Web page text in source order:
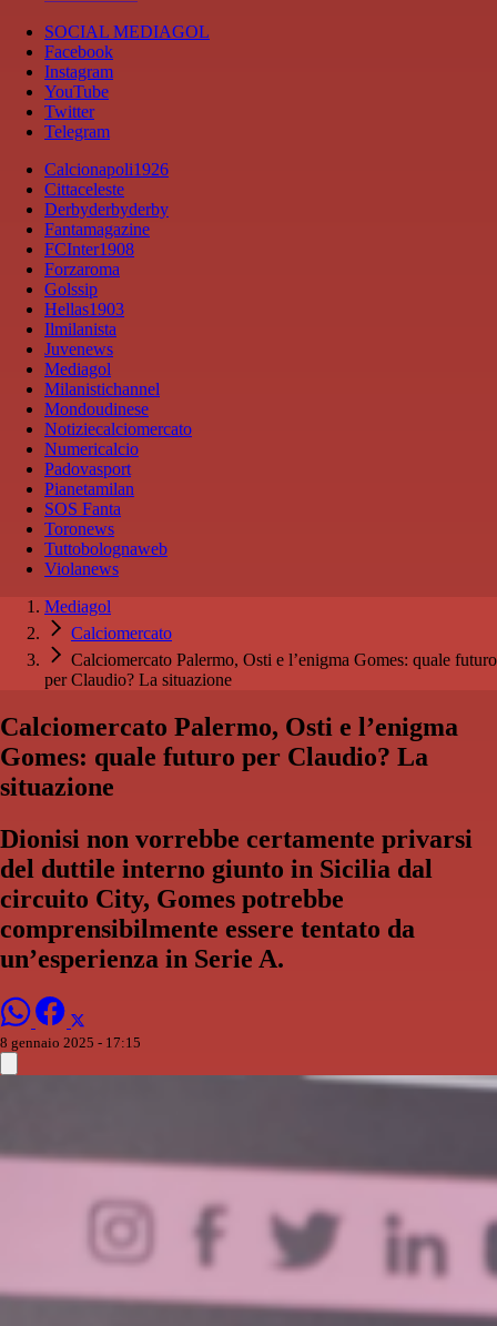
SOCIAL MEDIAGOL
Facebook
Instagram
YouTube
Twitter
Telegram
Calcionapoli1926
Cittaceleste
Derbyderbyderby
Fantamagazine
FCInter1908
Forzaroma
Golssip
Hellas1903
Ilmilanista
Juvenews
Mediagol
Milanistichannel
Mondoudinese
Notiziecalciomercato
Numericalcio
Padovasport
Pianetamilan
SOS Fanta
Toronews
Tuttobolognaweb
Violanews
Mediagol
Calciomercato
Calciomercato Palermo, Osti e l’enigma Gomes: quale futuro
per Claudio? La situazione
Calciomercato Palermo, Osti e l’enigma
Gomes: quale futuro per Claudio? La
situazione
Dionisi non vorrebbe certamente privarsi
del duttile interno giunto in Sicilia dal
circuito City, Gomes potrebbe
comprensibilmente essere tentato da
un’esperienza in Serie A.
8 gennaio 2025 - 17:15